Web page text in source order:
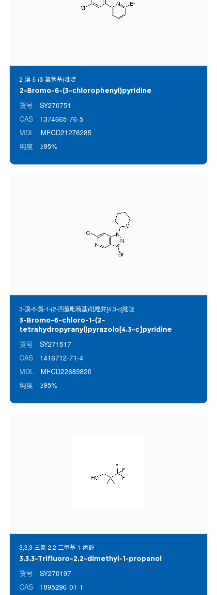
2-溴-6-(3-氯苯基)吡啶
2-Bromo-6-(3-chlorophenyl)pyridine
货号
SY270751
CAS
1374665-76-5
MDL
MFCD21276285
纯度
≥95%
3-溴-6-氯-1-(2-四氢吡喃基)吡唑并[4,3-c]吡啶
3-Bromo-6-chloro-1-(2-
tetrahydropyranyl)pyrazolo[4,3-c]pyridine
货号
SY271517
CAS
1416712-71-4
MDL
MFCD22689820
纯度
≥95%
3,3,3-三氟-2,2-二甲基-1-丙醇
3,3,3-Trifluoro-2,2-dimethyl-1-propanol
货号
SY270197
CAS
1895296-01-1